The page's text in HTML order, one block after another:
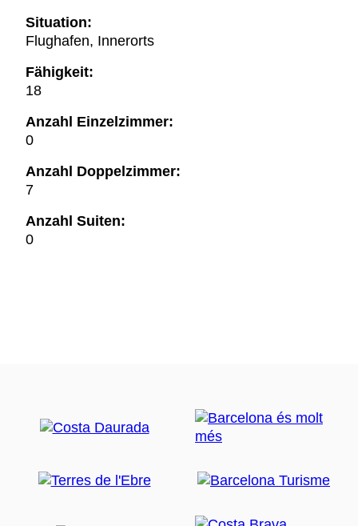
Situation:
Flughafen, Innerorts
Fähigkeit:
18
Anzahl Einzelzimmer:
0
Anzahl Doppelzimmer:
7
Anzahl Suiten:
0